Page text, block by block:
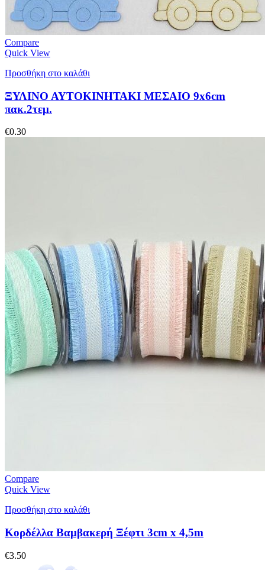
Compare
Quick View
Προσθήκη στο καλάθι
ΞΥΛΙΝΟ ΑΥΤΟΚΙΝΗΤΑΚΙ ΜΕΣΑΙΟ 9x6cm
πακ.2τεμ.
€0.30
Compare
Quick View
Προσθήκη στο καλάθι
Κορδέλλα Βαμβακερή Ξέφτι 3cm x 4,5m
€3.50